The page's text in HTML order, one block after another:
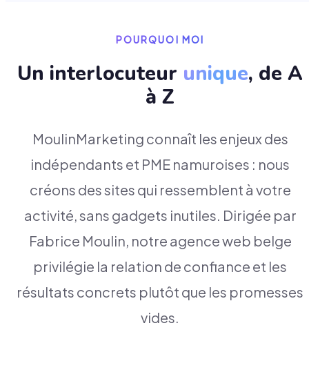
POURQUOI MOI
Un interlocuteur unique, de A
à Z
MoulinMarketing connaît les enjeux des
indépendants et PME namuroises : nous
créons des sites qui ressemblent à votre
activité, sans gadgets inutiles. Dirigée par
Fabrice Moulin, notre agence web belge
privilégie la relation de confiance et les
résultats concrets plutôt que les promesses
vides.